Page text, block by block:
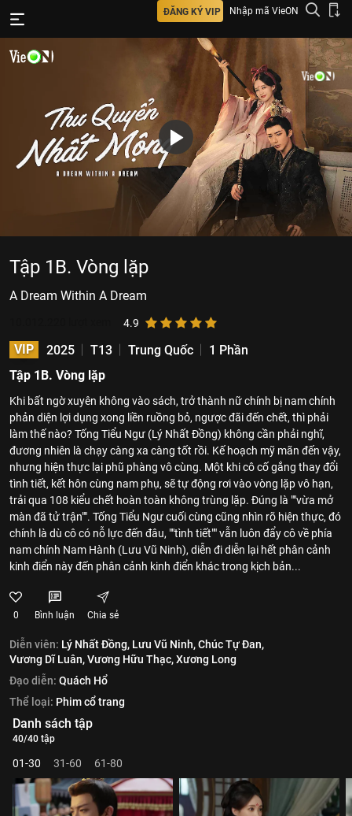
ĐĂNG KÝ VIP Nhập mã VieON
Tập 1B. Vòng lặp
A Dream Within A Dream
4.9
VIP 2025 T13 Trung Quốc
1 Phần
Tập 1B. Vòng lặp
Khi bất ngờ xuyên không vào sách, trở thành nữ chính bị nam chính
phản diện lợi dụng xong liền ruồng bỏ, ngược đãi đến chết, thì phải
làm thế nào? Tống Tiểu Ngư (Lý Nhất Đồng) không cần phải nghĩ,
đương nhiên là chạy càng xa càng tốt rồi. Kế hoạch mỹ mãn đến vậy,
nhưng hiện thực lại phũ phàng vô cùng. Một khi cô cố gắng thay đổi
tình tiết, kết hôn cùng nam phụ, sẽ tự động rơi vào vòng lặp vô hạn,
trải qua 108 kiểu chết hoàn toàn không trùng lặp. Đúng là ""vừa mở
màn đã tử trận"". Tống Tiểu Ngư cuối cùng cũng nhìn rõ hiện thực, đó
chính là dù cô có nỗ lực đến đâu, ""tình tiết"" vẫn luôn đẩy cô về phía
nam chính Nam Hành (Lưu Vũ Ninh), diễn đi diễn lại hết phân cảnh
kinh điển này đến phân cảnh kinh điển khác trong kịch bản...
0 Bình luận Chia sẻ
Diễn viên: Lý Nhất Đồng, Lưu Vũ Ninh,Chúc Tự Đan,
Vương Dĩ Luân,Vương Hữu Thạc,Xương Long
Đạo diễn: Quách Hổ
Thể loại: Phim cổ trang
Danh sách tập
40/40 tập
01-30 31-60 61-80